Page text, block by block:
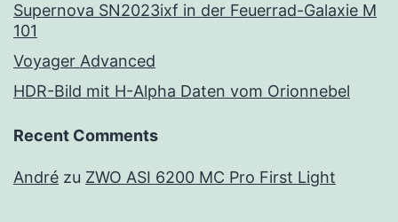
Supernova SN2023ixf in der Feuerrad-Galaxie M
101
Voyager Advanced
HDR-Bild mit H-Alpha Daten vom Orionnebel
Recent Comments
André zu ZWO ASI 6200 MC Pro First Light